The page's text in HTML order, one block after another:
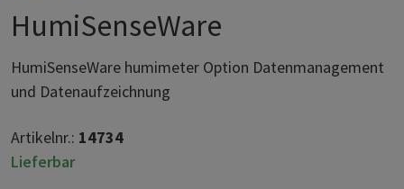
HumiSenseWare
HumiSenseWare humimeter Option Datenmanagement
und Datenaufzeichnung
Artikelnr.: 14734
Lieferbar